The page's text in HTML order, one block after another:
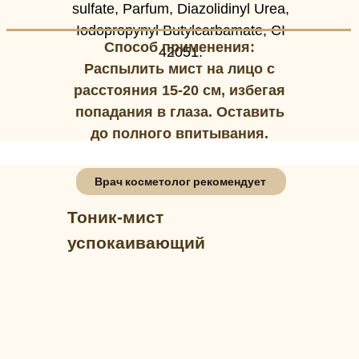
sulfate, Parfum, Diazolidinyl Urea,
Iodopropynyl Butylcarbamate, CI
42051.
Способ применения:
Распылить мист на лицо с
расстояния 15-20 см, избегая
попадания в глаза. Оставить
до полного впитывания.
Тоник-мист
успокаивающий
Врач косметолог рекомендует